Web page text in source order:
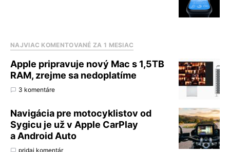
NAJVIAC KOMENTOVANÉ ZA 1 MESIAC
Apple pripravuje nový Mac s 1,5TB
RAM, zrejme sa nedoplatíme
3 komentáre
Navigácia pre motocyklistov od
Sygicu je už v Apple CarPlay
a Android Auto
pridaj komentár